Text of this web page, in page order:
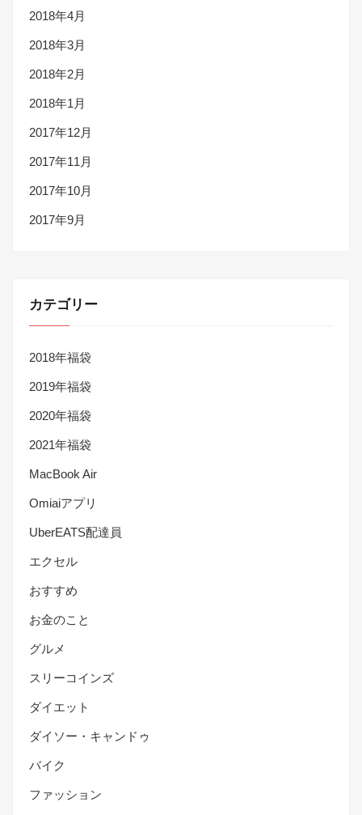
2018年4月
2018年3月
2018年2月
2018年1月
2017年12月
2017年11月
2017年10月
2017年9月
カテゴリー
2018年福袋
2019年福袋
2020年福袋
2021年福袋
MacBook Air
Omiaiアプリ
UberEATS配達員
エクセル
おすすめ
お金のこと
グルメ
スリーコインズ
ダイエット
ダイソー・キャンドゥ
バイク
ファッション